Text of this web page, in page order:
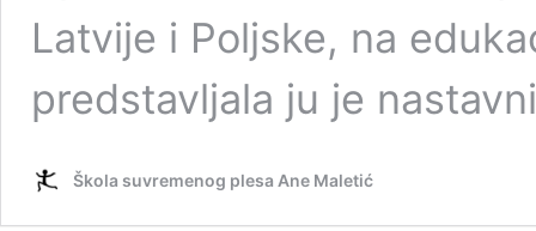
Latvije i Poljske, na
predstavljala ju je
Škola suvremenog plesa Ane Maletić